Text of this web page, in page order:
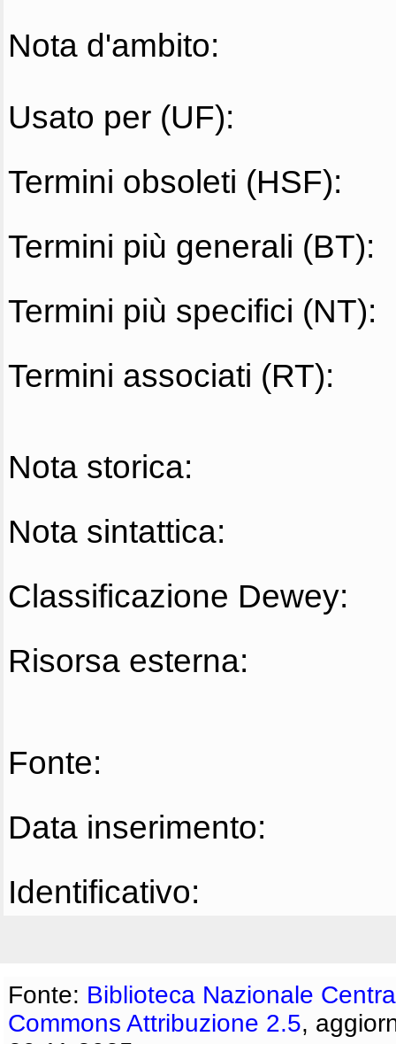
Nota d'ambito:
Usato per (UF):
Termini obsoleti (HSF):
Termini più generali (BT):
Termini più specifici (NT):
Termini associati (RT):
Nota storica:
Nota sintattica:
Classificazione Dewey:
Risorsa esterna:
Fonte:
Data inserimento:
Identificativo:
Fonte: Biblioteca Nazionale
Commons Attribuzione 2.5,